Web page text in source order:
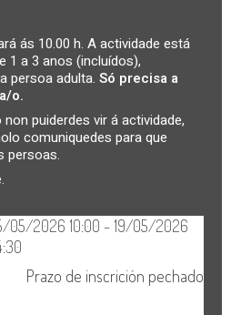
ás 10.00 h. A actividade está
1 a 3 anos (incluídos),
persoa adulta. Só precisa a
o.
puiderdes vir á actividade,
comuniquedes para que
persoas.